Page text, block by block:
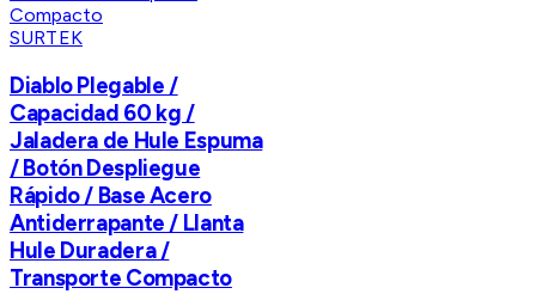
SURTEK
Diablo Plegable /
Capacidad 60 kg /
Jaladera de Hule Espuma
/ Botón Despliegue
Rápido / Base Acero
Antiderrapante / Llanta
Hule Duradera /
Transporte Compacto